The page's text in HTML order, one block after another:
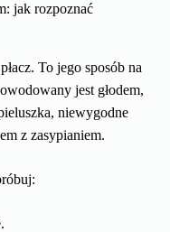
jak rozpoznać
To jego sposób na
jest głodem,
niewygodne
z zasypianiem.